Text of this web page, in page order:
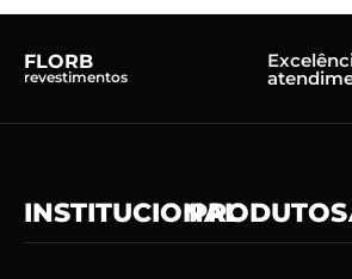
FLORB
revestimentos
INSTITUCIONALPRODUTOS